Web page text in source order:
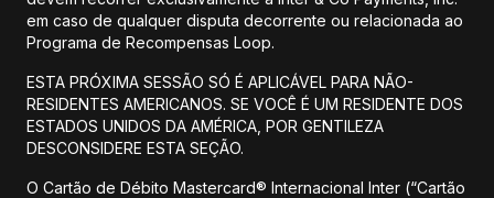
em caso de qualquer disputa decorrente ou relacionada ao
Programa de Recompensas Loop.
ESTA PRÓXIMA SESSÃO SÓ É APLICÁVEL PARA NÃO-
RESIDENTES AMERICANOS. SE VOCÊ É UM RESIDENTE DOS
ESTADOS UNIDOS DA AMÉRICA, POR GENTILEZA
DESCONSIDERE ESTA SEÇÃO.
O Cartão de Débito Mastercard® Internacional Inter (“Cartão